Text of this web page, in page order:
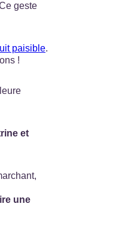
geste
paisible.
!
et
une